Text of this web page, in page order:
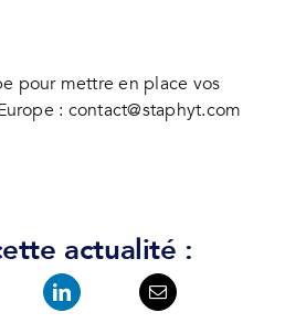
pour mettre en place vos
: contact@staphyt.com
actualité :